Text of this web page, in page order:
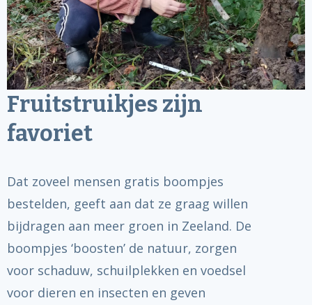
Fruitstruikjes zijn
favoriet
Dat zoveel mensen gratis boompjes
bestelden, geeft aan dat ze graag willen
bijdragen aan meer groen in Zeeland. De
boompjes ‘boosten’ de natuur, zorgen
voor schaduw, schuilplekken en voedsel
voor dieren en insecten en geven